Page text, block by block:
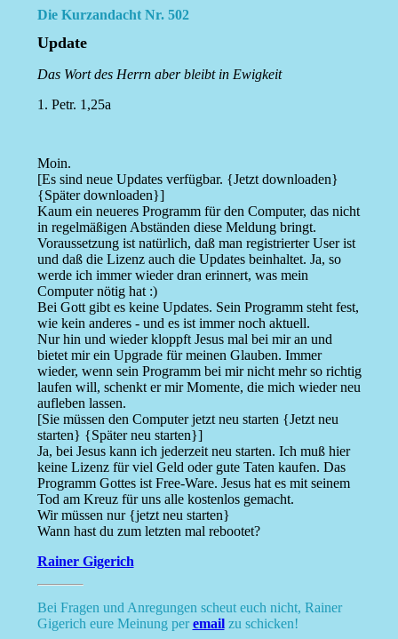
Die Kurzandacht Nr. 502
Update
Das Wort des Herrn aber bleibt in Ewigkeit
1. Petr. 1,25a
Moin.
[Es sind neue Updates verfügbar. {Jetzt downloaden}
{Später downloaden}]
Kaum ein neueres Programm für den Computer, das nicht
in regelmäßigen Abständen diese Meldung bringt.
Voraussetzung ist natürlich, daß man registrierter User ist
und daß die Lizenz auch die Updates beinhaltet. Ja, so
werde ich immer wieder dran erinnert, was mein
Computer nötig hat :)
Bei Gott gibt es keine Updates. Sein Programm steht fest,
wie kein anderes - und es ist immer noch aktuell.
Nur hin und wieder kloppft Jesus mal bei mir an und
bietet mir ein Upgrade für meinen Glauben. Immer
wieder, wenn sein Programm bei mir nicht mehr so richtig
laufen will, schenkt er mir Momente, die mich wieder neu
aufleben lassen.
[Sie müssen den Computer jetzt neu starten {Jetzt neu
starten} {Später neu starten}]
Ja, bei Jesus kann ich jederzeit neu starten. Ich muß hier
keine Lizenz für viel Geld oder gute Taten kaufen. Das
Programm Gottes ist Free-Ware. Jesus hat es mit seinem
Tod am Kreuz für uns alle kostenlos gemacht.
Wir müssen nur {jetzt neu starten}
Wann hast du zum letzten mal rebootet?
Rainer Gigerich
Bei Fragen und Anregungen scheut euch nicht, Rainer
Gigerich eure Meinung peremailzu schicken!